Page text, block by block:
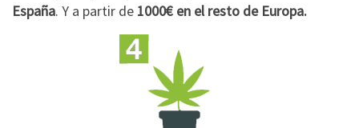
España. Y a partir de 1000€ en el resto de Europa.